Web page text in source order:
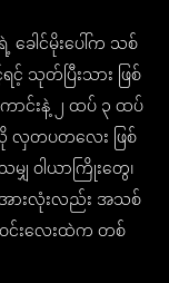
ေါင်မိုးပေါ်က သစ်
သုတ်ပြီးသား ဖြစ်
ာင်းနဲ့ ၂ ထပ် ၃ ထပ်
တပတလေး ဖြစ်
ျှ ဝါယာကြိုးတွေ၊
အားလုံးလည်း အသစ်
ြံဝင်းလေးထဲက တစ်